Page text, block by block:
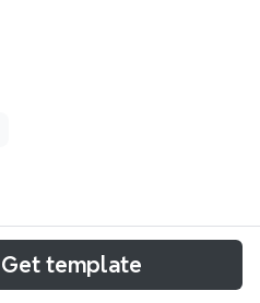
map template oferece
sobre a Doença de
Get template